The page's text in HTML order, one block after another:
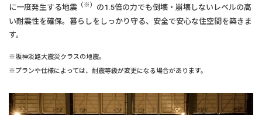
に一度発生する地震 （※） の1.5倍の力でも倒壊・崩壊しないレベルの高
い耐震性を確保。暮らしをしっかり守る、安全で安心な住空間を築きま
す。
※阪神淡路大震災クラスの地震。
※プランや仕様によっては、耐震等級が変更になる場合があります。